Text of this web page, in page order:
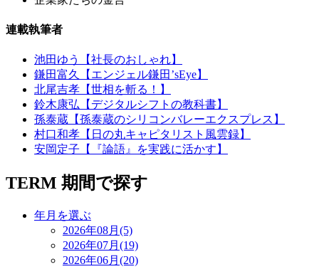
連載執筆者
池田ゆう【社長のおしゃれ】
鎌田富久【エンジェル鎌田’sEye】
北尾吉孝【世相を斬る！】
鈴木康弘【デジタルシフトの教科書】
孫泰蔵【孫泰蔵のシリコンバレーエクスプレス】
村口和孝【日の丸キャピタリスト風雲録】
安岡定子【『論語』を実践に活かす】
TERM 期間で探す
年月を選ぶ
2026年08月(5)
2026年07月(19)
2026年06月(20)